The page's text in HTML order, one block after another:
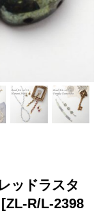
ッドラスタ
[ZL-R/L-2398